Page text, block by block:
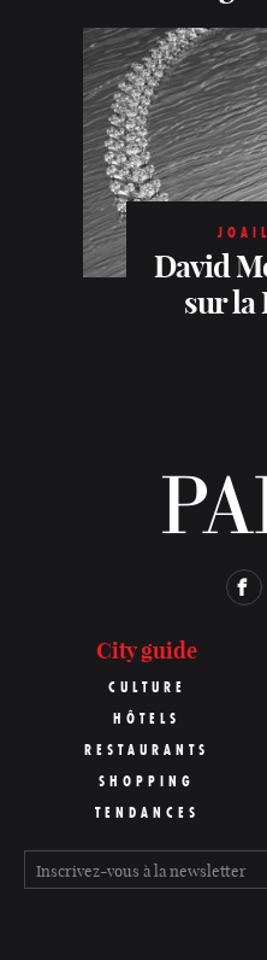
David
sur la
City guide
CULTURE
HÔTELS
RESTAURANTS
SHOPPING
TENDANCES